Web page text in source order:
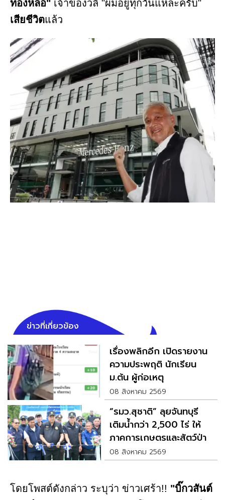
ทองหล่อ" เจ้าของวลี "ผมอยู่ทุกวันแหละครับ"
เสียชีวิตแล้ว
ข่าวที่เกี่ยวข้อง
เรื่องพลิกอีก เปิดรายงาน
ความประพฤติ นักเรียน
ม.ต้น ผู้ก่อเหตุ
08 สิงหาคม 2569
“รมว.สุชาติ” ลุยจันทบุรี
เติมน้ำกว่า 2,500 ไร่ ให้
ภาคการเกษตรและสัตว์ป่า
08 สิงหาคม 2569
โดยโพสต์ดังกล่าว ระบุว่า ข่าวเศร้า!! "บิ๊กวสันต์